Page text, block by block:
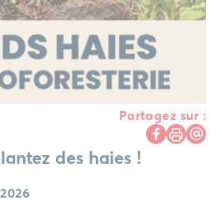
Partagez sur :
des haies !